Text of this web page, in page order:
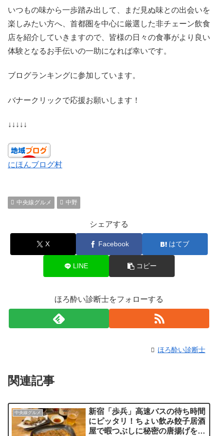
いつもの味から一歩踏み出して、まだ見ぬ味との出会いを
楽しみたい方へ、首都圏を中心に厳選した非チェーン飲食
店を紹介していきますので、皆様の日々の食事がより良い
体験となるお手伝いの一助になれば幸いです。
ブログランキングに参加しています。
バナークリックで応援お願いします！
↓↓↓↓↓
にほんブログ村
中央線グルメ 中野
シェアする
X Facebook はてブ
LINE コピー
ほろ酔い診断士をフォローする
ほろ酔い診断士
関連記事
中央線グルメ
新宿「歩兵」高速バスの待ち時間
にピッタリ！ちょい飲み餃子居酒
屋で暇つぶしに秘密の唐揚げをパ